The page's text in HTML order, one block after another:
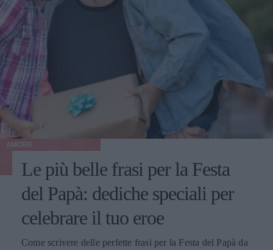
AMORE
Le più belle frasi per la Festa
del Papà: dediche speciali per
celebrare il tuo eroe
Come scrivere delle perfette frasi per la Festa del Papà da